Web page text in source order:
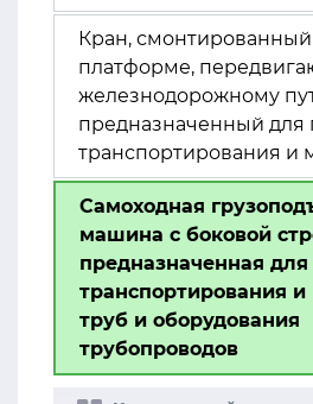
Кран, смонтированный
платформе,
железнодорожному
предназначенный для
транспортирования и
Самоходная
машина с боковой
предназначенная
транспортирования
труб и оборудования
трубопроводов